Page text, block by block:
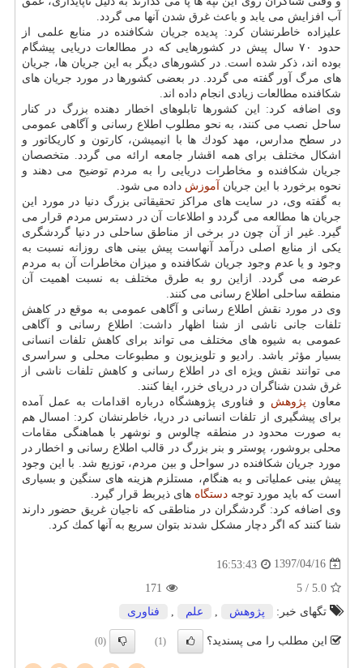
آب افزایش می یابد و باعث غرق شدن آنها می گردد.
علیزاده خاطرنشان كرد: پدیده جریان شكافنده در منابع علمی از
حدود ۷۰ سال پیش در كشورهایی كه در مطالعات دریایی پیشگام
بوده اند، ذكر شده است. در كشورهای دیگر به این جریان ها، جریان
های مرگ آور گفته می گردد. در بعضی كشورها در مورد جریان های
شكافنده مطالعات زیادی انجام داده اند.
وی اضافه كرد: این كشورها تابلوهای اخطار دهنده بزرگ در كنار
ساحل نصب می كنند، به نحو مطلوب اطلاع رسانی و آگاهی عمومی
در سطح مدارس، مهد كودك ها با انیمیشن، كارتون و كاریكاتور و
اشكال مختلف برای همه اقشار جامعه ارائه می گردد. متخصصان
جریان شكافنده و مخاطرات دریایی را به مردم توضیح می دهند و
نحوه برخورد با این جریان آموزش داده می شود.
به گفته وی، در سایت های مراكز تحقیقاتی بزرگ دنیا در مورد این
جریان ها مطالعه می گردد و اطلاعات آن در دسترس مردم قرار می
گیرد. غیر از آن چون در برخی از مناطق ساحلی در دنیا گردشگری
یكی از منابع اصلی درآمد آنهاست پیش بینی های روزانه نسبت به
وجود و یا عدم وجود جریان شكافنده و میزان مخاطرات آن به مردم
عرضه می گردد. ازاین رو به طرق مختلف به نسبت اهمیت آن
منطقه ساحلی اطلاع رسانی می كنند.
وی در مورد نقش اطلاع رسانی و آگاهی عمومی به موقع در كاهش
تلفات جانی ناشی از شنا اظهار داشت: اطلاع رسانی و آگاهی
عمومی به شیوه های مختلف می تواند برای كاهش تلفات انسانی
بسیار مؤثر باشد. رادیو و تلویزیون و مطبوعات محلی و سراسری
می توانند نقش ویژه ای در اطلاع رسانی و كاهش تلفات ناشی از
غرق شدن شناگران در دریای خزر، ایفا كنند.
معاون پژوهش و فناوری پژوهشگاه درباره اقدامات به عمل آمده
برای پیشگیری از تلفات انسانی در دریا، خاطرنشان كرد: امسال هم
به صورت محدود در منطقه چالوس و نوشهر با هماهنگی مقامات
محلی بروشور، پوستر و بنر بزرگ در قالب اطلاع رسانی و اخطار در
مورد جریان شكافنده در سواحل و بین مردم، توزیع شد. با این وجود
پیش بینی عملیاتی و به هنگام، مستلزم هزینه های سنگین و بسیاری
است كه باید مورد توجه دستگاه های ذیربط قرار گیرد.
وی اضافه كرد: گردشگران در مناطقی كه ناجیان غریق حضور دارند
شنا كنند كه اگر دچار مشكل شدند بتوان سریع به آنها كمك كرد.
1397/04/16
16:53:43
5.0
/ 5
171
تگهای خبر:
پژوهش علم فناوری
این مطلب را می پسندید؟ (1)
(0)